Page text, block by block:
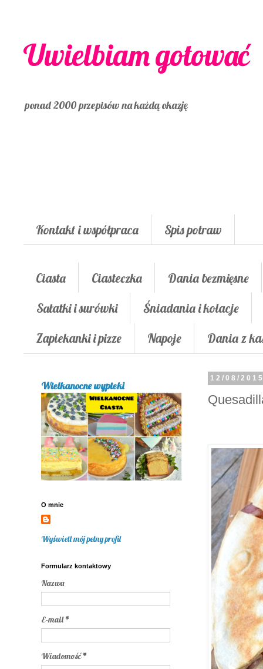
Uwielbiam gotować
ponad 2000 przepisów na każdą okazję
Kontakt i współpraca Spis potraw
Ciasta Ciasteczka
Dania bezmięsne
Sałatki i surówki
Śniadania i kolacje
Zapiekanki i pizze
Napoje Dania z
12/08/
Wielkanocne wypieki
O mnie
Wyświetl mój pełny profil
Formularz kontaktowy
Nazwa
E-mail*
Wiadomość*